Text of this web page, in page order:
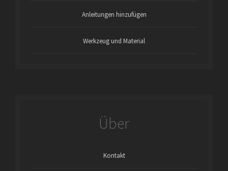
Anleitungen hinzufügen
Werkzeug und Material
Über
Kontakt